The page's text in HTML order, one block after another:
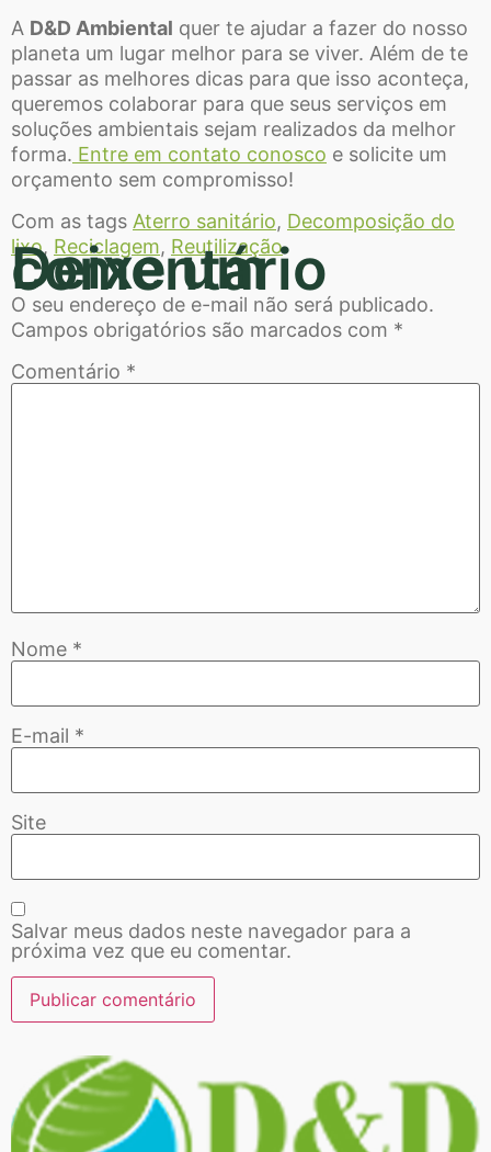
A D&D Ambiental quer te ajudar a fazer do nosso
planeta um lugar melhor para se viver. Além de te
passar as melhores dicas para que isso aconteça,
queremos colaborar para que seus serviços em
soluções ambientais sejam realizados da melhor
forma. Entre em contato conosco e solicite um
orçamento sem compromisso!
Com as tags Aterro sanitário, Decomposição do
lixo, Reciclagem, Reutilização
Deixe um comentário
O seu endereço de e-mail não será publicado.
Campos obrigatórios são marcados com *
Comentário *
Nome *
E-mail *
Site
Salvar meus dados neste navegador para a
próxima vez que eu comentar.